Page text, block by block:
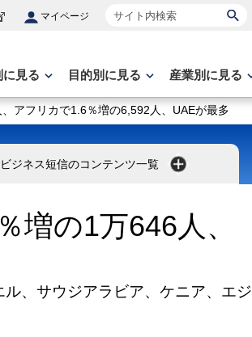
マイページ サイト内検索
に見る 目的別に見る 産業別に見る
アフリカで1.6％増の6,592人、UAEが最多
ビジネス短信のコンテンツ一覧
増の1万646人、
、サウジアラビア、ケニア、エジ